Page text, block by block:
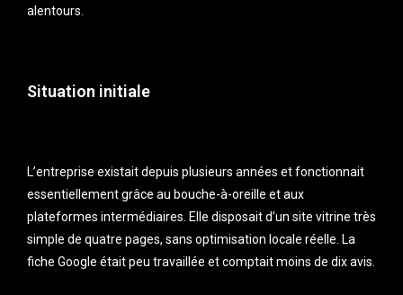
alentours.
Situation initiale
L’entreprise existait depuis plusieurs années et fonctionnait
essentiellement grâce au bouche-à-oreille et aux
plateformes intermédiaires. Elle disposait d’un site vitrine très
simple de quatre pages, sans optimisation locale réelle. La
fiche Google était peu travaillée et comptait moins de dix avis.